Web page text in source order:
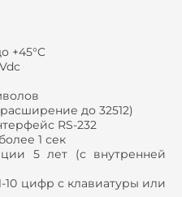
+45°C
до 32512)
RS-232
1 сек
5 лет (с внутренней
10 цифр с клавиатуры или